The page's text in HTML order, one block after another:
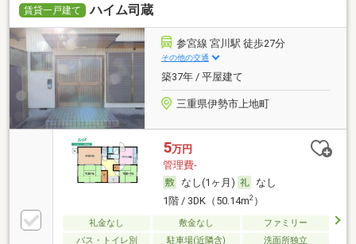
賃貸一戸建て ハイム司蔵
参宮線 宮川駅 徒歩27分
その他の交通
築37年 / 平屋建て
三重県伊勢市上地町
5万円
管理費-
なし(1ヶ月)
なし
1階 / 3DK（50.14m2）
礼金なし 敷金なし
ファミリー
バス・トイレ別
駐車場(近隣含) 洗面所独立